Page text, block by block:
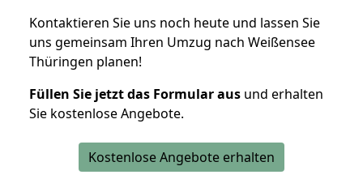
Kontaktieren Sie uns noch heute und lassen Sie
uns gemeinsam Ihren Umzug nach Weißensee
Thüringen planen!
Füllen Sie jetzt das Formular aus und erhalten
Sie kostenlose Angebote.
Kostenlose Angebote erhalten